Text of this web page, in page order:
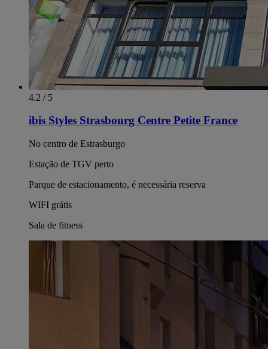
4.2 / 5
ibis Styles Strasbourg Centre Petite France
No centro de Estrasburgo
Estação de TGV perto
Parque de estacionamento, é necessária reserva
WIFI grátis
Sala de fitness